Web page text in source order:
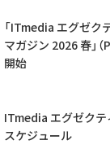
「ITmedia エグゼク
マガジン 2026 春」（
開始
ITmedia エグゼク
スケジュール